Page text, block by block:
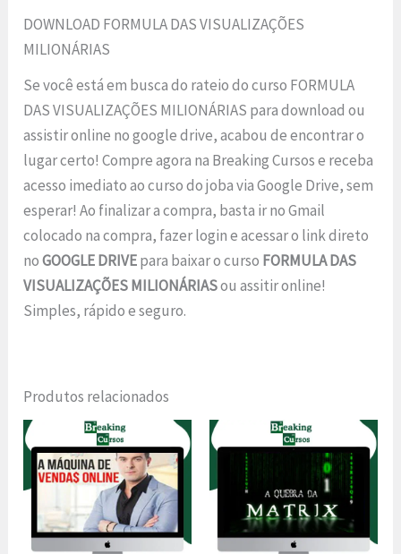
DOWNLOAD FORMULA DAS VISUALIZAÇÕES
MILIONÁRIAS
Se você está em busca do rateio do curso FORMULA
DAS VISUALIZAÇÕES MILIONÁRIAS para download ou
assistir online no google drive, acabou de encontrar o
lugar certo! Compre agora na Breaking Cursos e receba
acesso imediato ao curso do joba via Google Drive, sem
esperar! Ao finalizar a compra, basta ir no Gmail
colocado na compra, fazer login e acessar o link direto
noGOOGLE DRIVEpara baixar o curso FORMULA DAS
VISUALIZAÇÕES MILIONÁRIASou assitir online!
Simples, rápido e seguro.
Produtos relacionados